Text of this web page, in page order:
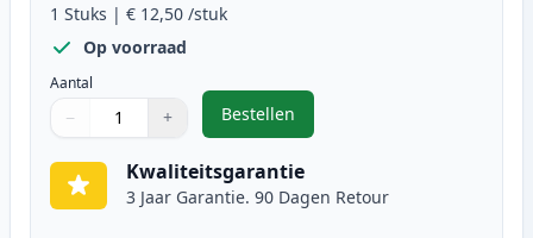
1 Stuks | € 12,50 /stuk
Op voorraad
Aantal
Gebruik de knoppen om aan te passen
− +
1
Bestellen
,Epson T0442 inktcartridge
Kwaliteitsgarantie
3 Jaar Garantie. 90 Dagen Retour